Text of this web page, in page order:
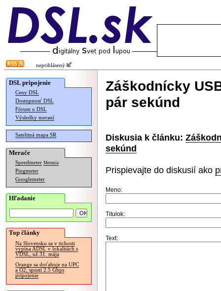
neprihlásený
DSL pripojenie
Ceny DSL
Dostupnosť DSL
Fórum o DSL
Výsledky meraní
Satelitná mapa SR
Merače
Speedmeter Merania
Pingmeter
Googlemeter
Hľadanie
Top články
Na Slovensku sa v tichosti
vypína ADSL v lokalitách s
VDSL, už 31. mája
Orange sa doťahuje na UPC
a O2, spustí 2.5 Gbps
pripojenie
Záškodnícky
pár sekúnd
Diskusia k článku:
sekúnd
Prispievajte do diskusií ako
Meno:
Titulok:
Text: